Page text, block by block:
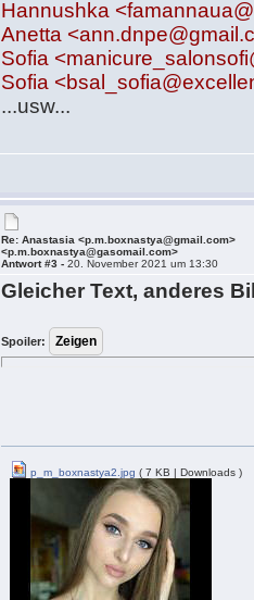
Hannushka
Anetta
Sofia
Sofia
...usw...
Re: Anastasia <p.m.boxnastya@gmail.com>
<p.m.boxnastya@gasomail.com>
Antwort #3 -20. November 2021 um 13:30
Gleicher Text, anderes
Spoiler:
p_m_boxnastya2.jpg ( 7 KB | Downloads )